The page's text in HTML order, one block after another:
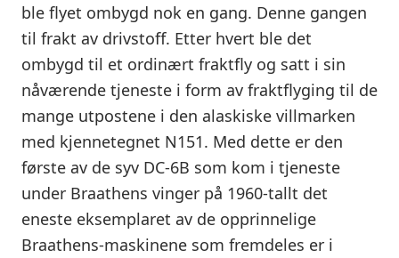
ble flyet ombygd nok en gang. Denne gangen
til frakt av drivstoff. Etter hvert ble det
ombygd til et ordinært fraktfly og satt i sin
nåværende tjeneste i form av fraktflyging til de
mange utpostene i den alaskiske villmarken
med kjennetegnet N151. Med dette er den
første av de syv DC-6B som kom i tjeneste
under Braathens vinger på 1960-tallt det
eneste eksemplaret av de opprinnelige
Braathens-maskinene som fremdeles er i